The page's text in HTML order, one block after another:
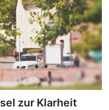
zur Klarheit